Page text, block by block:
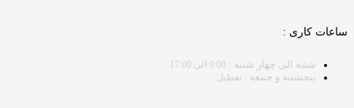
ساعات کاری :
شنبه الی چهار شنبه : 9:00 الی 17:00
پنجشنبه و جمعه : تعطیل